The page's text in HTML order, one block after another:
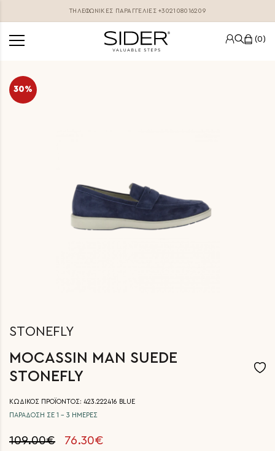
ΤΗΛΕΦΩΝΙΚΕΣ ΠΑΡΑΓΓΕΛΊΕΣ+302108016209
0
30%
STONEFLY
MOCASSIN MAN SUEDE
STONEFLY
ΚΩΔΙΚΟΣ ΠΡΟΪΟΝΤΟΣ: 423.222416 BLUE
ΠΑΡΑΔΟΣΗ ΣΕ 1 - 3 ΗΜΕΡΕΣ
109.00€ 76.30€